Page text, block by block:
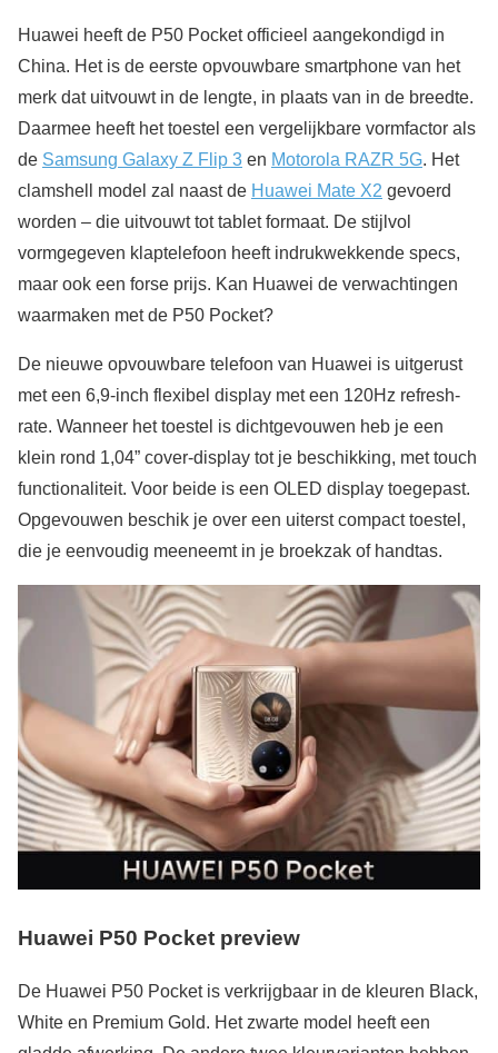
Huawei heeft de P50 Pocket officieel aangekondigd in
China. Het is de eerste opvouwbare smartphone van het
merk dat uitvouwt in de lengte, in plaats van in de breedte.
Daarmee heeft het toestel een vergelijkbare vormfactor als
de Samsung Galaxy Z Flip 3 en Motorola RAZR 5G. Het
clamshell model zal naast de Huawei Mate X2 gevoerd
worden – die uitvouwt tot tablet formaat. De stijlvol
vormgegeven klaptelefoon heeft indrukwekkende specs,
maar ook een forse prijs. Kan Huawei de verwachtingen
waarmaken met de P50 Pocket?
De nieuwe opvouwbare telefoon van Huawei is uitgerust
met een 6,9-inch flexibel display met een 120Hz refresh-
rate. Wanneer het toestel is dichtgevouwen heb je een
klein rond 1,04” cover-display tot je beschikking, met touch
functionaliteit. Voor beide is een OLED display toegepast.
Opgevouwen beschik je over een uiterst compact toestel,
die je eenvoudig meeneemt in je broekzak of handtas.
Huawei P50 Pocket preview
De Huawei P50 Pocket is verkrijgbaar in de kleuren Black,
White en Premium Gold. Het zwarte model heeft een